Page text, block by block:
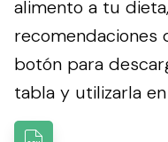
alimento a tu
recomendaciones
botón para
tabla y utilizarla en